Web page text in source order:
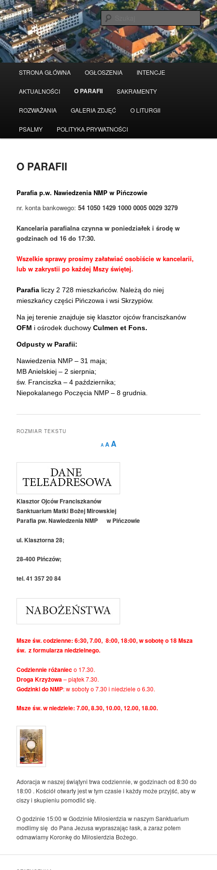
Przeskocz
do
tekstu
STRONA GŁÓWNA OGŁOSZENIA INTENCJE
AKTUALNOŚCI O PARAFII SAKRAMENTY
ROZWAŻANIA GALERIA ZDJĘĆ O LITURGII
PSALMY POLITYKA PRYWATNOŚCI
O PARAFII
Parafia p.w. Nawiedzenia NMP w Pińczowie
nr. konta bankowego: 54 1050 1429 1000 0005 0029 3279
Kancelaria parafialna czynna w poniedziałek i środę w
godzinach od 16 do 17:30.
Wszelkie sprawy prosimy załatwiać osobiście w kancelarii,
lub w zakrystii po każdej Mszy świętej.
Parafia liczy 2 728 mieszkańców. Należą do niej
mieszkańcy części Pińczowa i wsi Skrzypiów.
Na jej terenie znajduje się klasztor ojców franciszkanów
OFM i ośrodek duchowyCulmen et Fons.
Odpusty w Parafii:
Nawiedzenia NMP – 31 maja;
MB Anielskiej – 2 sierpnia;
św. Franciszka – 4 października;
Niepokalanego Poczęcia NMP – 8 grudnia
ROZMIAR TEKSTU
A
Decrease
font
A Reset
AIncrease
Klasztor Ojców Franciszkanów
Sanktuarium Matki Bożej Mirowskiej
Parafia pw. Nawiedzenia NMP w Pińczowie
ul. Klasztorna 28;
28-400 Pińczów;
tel. 41 357 20 84
Msze św. codzienne: 6:30, 7.00, 8:00, 18:00, w sobotę o 18 Msza
św. z formularza niedzielnego.
Codziennie różanieco 17.30.
Droga Krzyżowa– piątek 7.30.
Godzinki do NMP: w soboty o 7.30 i niedziele o 6.30.
Msze św. w niedziele: 7.00, 8.30, 10.00, 12.00, 18.00.
Adoracja w naszej świątyni trwa codziennie, w godzinach od 8:30 do
18:00 . Kościół otwarty jest w tym czasie i każdy może przyjść, aby w
ciszy i skupieniu pomodlić się.
O godzinie 15:00 w Godzinie Miłosierdzia w naszym Sanktuarium
modlimy się do Pana Jezusa wypraszając łask, a zaraz potem
odmawiamy Koronkę do Miłosierdzia Bożego.
Serwis wykorzystuje pliki Cookies Czytaj więcej odrzuć